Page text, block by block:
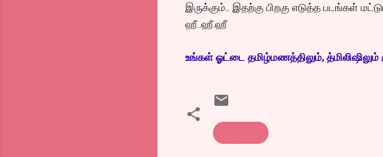
இருக்கும்.. இதற்கு பிறகு எடுத்த படங்கள்
ஹீ..ஹீ.ஹீ
உங்கள் ஓட்டை தமிழ்மணத்திலும், த்மிலிஷிலும்